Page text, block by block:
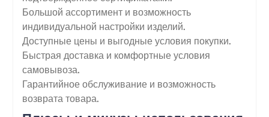
Большой ассортимент и возможность
индивидуальной настройки изделий.
Доступные цены и выгодные условия покупки.
Быстрая доставка и комфортные условия
самовывоза.
Гарантийное обслуживание и возможность
возврата товара.